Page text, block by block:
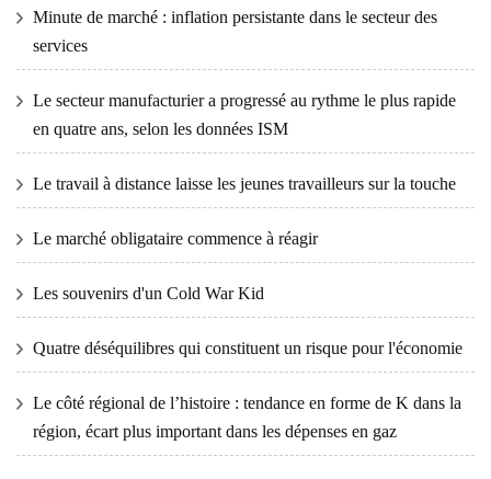
Minute de marché : inflation persistante dans le secteur des
services
Le secteur manufacturier a progressé au rythme le plus rapide
en quatre ans, selon les données ISM
Le travail à distance laisse les jeunes travailleurs sur la touche
Le marché obligataire commence à réagir
Les souvenirs d'un Cold War Kid
Quatre déséquilibres qui constituent un risque pour l'économie
Le côté régional de l’histoire : tendance en forme de K dans la
région, écart plus important dans les dépenses en gaz